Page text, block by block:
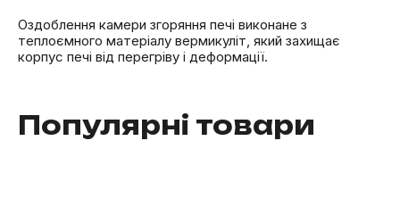
Оздоблення камери згоряння печі виконане з
теплоємного матеріалу вермикуліт, який захищає
корпус печі від перегріву і деформації.
Популярні товари